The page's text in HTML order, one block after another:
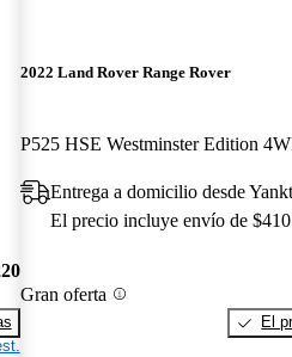
2022 Land Rover Range Rover
P525 HSE Westminster Edition
Entrega a domicilio desde
El precio incluye envío de $410
Gran oferta
El